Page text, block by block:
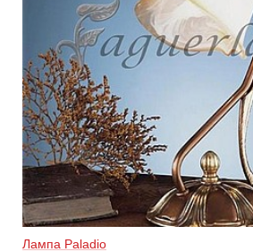
Лампа Paladio